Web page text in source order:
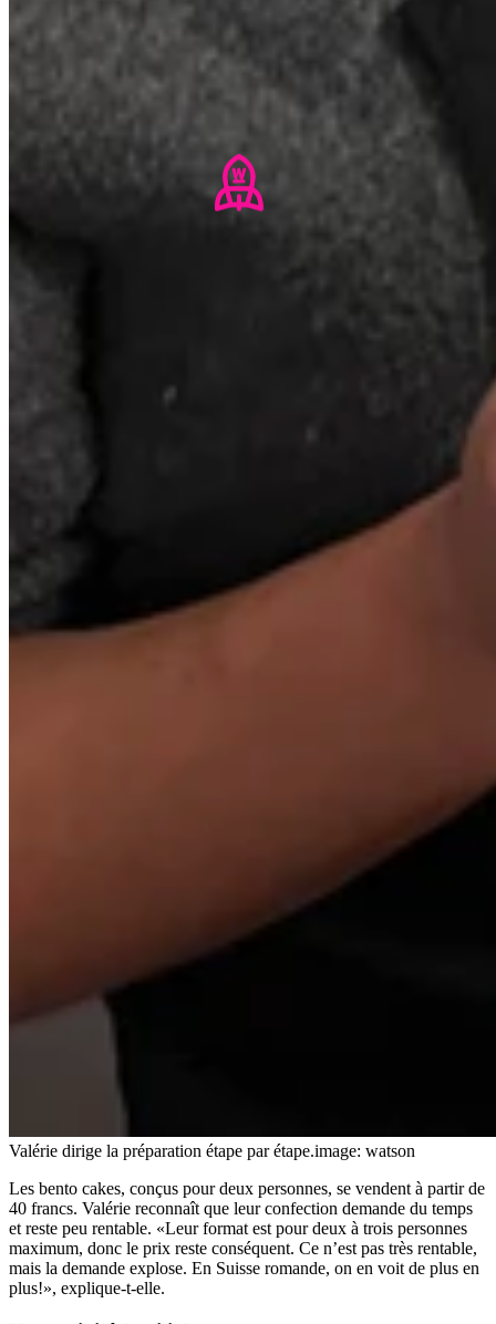
Valérie dirige la préparation étape par étape.image: watson
Les bento cakes, conçus pour deux personnes, se vendent à partir de
40 francs. Valérie reconnaît que leur confection demande du temps
et reste peu rentable. «Leur format est pour deux à trois personnes
maximum, donc le prix reste conséquent. Ce n’est pas très rentable,
mais la demande explose. En Suisse romande, on en voit de plus en
plus!», explique-t-elle.